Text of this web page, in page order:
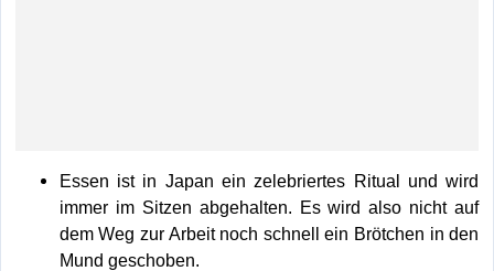
Essen ist in Japan ein zelebriertes Ritual und wird
immer im Sitzen abgehalten. Es wird also nicht auf
dem Weg zur Arbeit noch schnell ein Brötchen in den
Mund geschoben.